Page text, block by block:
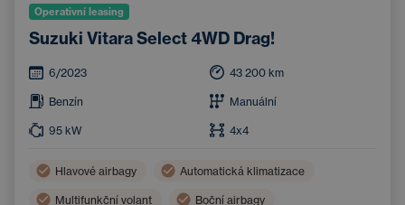
Operativní leasing
Suzuki Vitara Select 4WD Drag!
6/2023 43 200 km
Benzín Manuální
95 kW 4x4
Hlavové airbagy Automatická klimatizace
Multifunkční volant Boční airbagy